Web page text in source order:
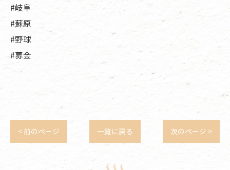
#岐阜
#蘇原
#野球
#募金
< 前のページ 一覧に戻る 次のページ >